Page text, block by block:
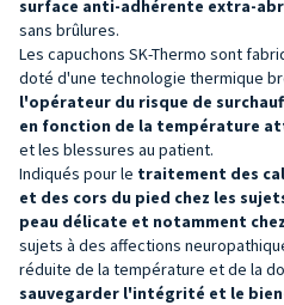
surface anti-adhérente extra-
sans brûlures.
Les capuchons SK-Thermo sont
doté d'une technologie thermique
l'opérateur du risque de
en fonction de la température
et les blessures au patient.
Indiqués pour le traitement des
et des cors du pied chez les
peau délicate et notamment
sujets à des affections
réduite de la température et de la
sauvegarder l'intégrité et le